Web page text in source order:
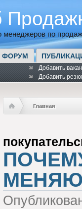
по
ФОРУМ
Добавить
Добавить
Главная